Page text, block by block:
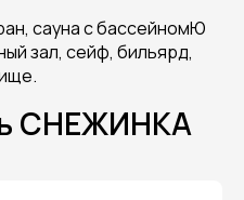
сауна с бассейномЮ
зал, сейф, бильярд,
СНЕЖИНКА